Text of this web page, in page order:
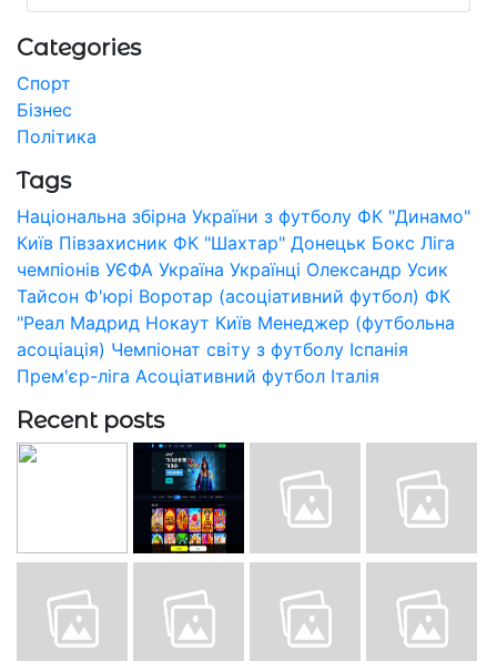
Categories
Спорт
Бізнес
Політика
Tags
Національна збірна України з футболу ФК "Динамо"
Київ Півзахисник ФК "Шахтар" Донецьк Бокс Ліга
чемпіонів УЄФА Україна Українці Олександр Усик
Тайсон Ф'юрі Воротар (асоціативний футбол) ФК
"Реал Мадрид Нокаут Київ Менеджер (футбольна
асоціація) Чемпіонат світу з футболу Іспанія
Прем'єр-ліга Асоціативний футбол Італія
Recent posts